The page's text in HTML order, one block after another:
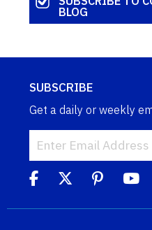
BLOG
SUBSCRIBE
Get a daily or weekly